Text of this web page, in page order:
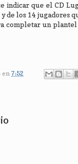
indicar que el CD
de los 14 jugadores
completar un
en 7:52